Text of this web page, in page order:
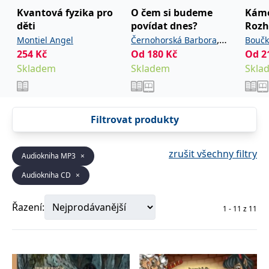
Kvantová fyzika pro
děti
Montiel Angel
254 Kč
Skladem
O čem si budeme
povídat dnes?
Černohorská Barbora,
Šebková Pavla
Od 180 Kč
Skladem
Od
Filtrovat produkty
Audiokniha MP3 ×
Audiokniha CD ×
zrušit všechny filtry
Řazení: 1 - 11 z 11
PHPSESSID
PHP.net
www.bambook.cz
Zavřením
prohlížeče
aplikacemi
založenými
proměnných
Obvykle se
vygenerované
dobrým
příkladem je
přihlášeného
stránkami.